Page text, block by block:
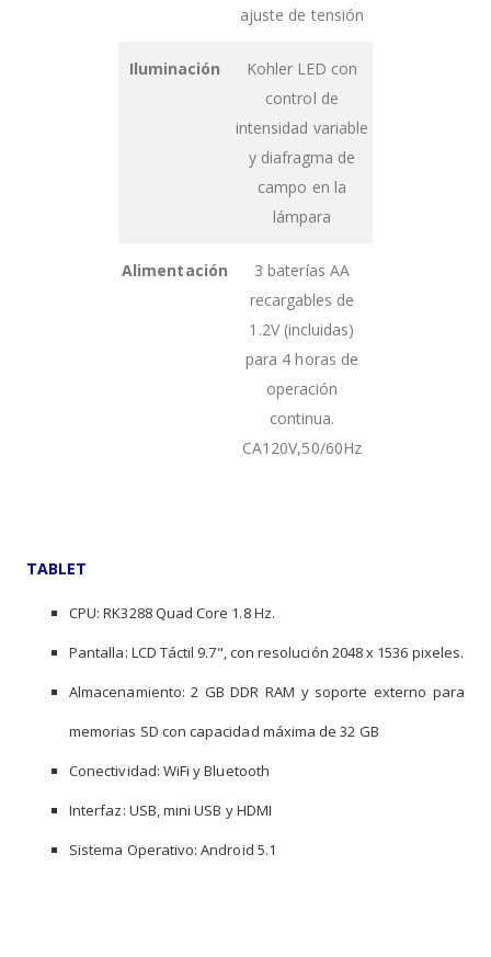
ajuste de tensión
Iluminación
Kohler LED con
control de
intensidad variable
y diafragma de
campo en la
lámpara
Alimentación
3 baterías AA
recargables de
1.2V (incluidas)
para 4 horas de
operación
continua.
CA120V,50/60Hz
TABLET
CPU: RK3288 Quad Core 1.8 Hz.
Pantalla: LCD Táctil 9.7", con resolución 2048 x 1536 pixeles.
Almacenamiento: 2 GB DDR RAM y soporte externo para
memorias SD con capacidad máxima de 32 GB
Conectividad: WiFi y Bluetooth
Interfaz: USB, mini USB y HDMI
Sistema Operativo: Android 5.1